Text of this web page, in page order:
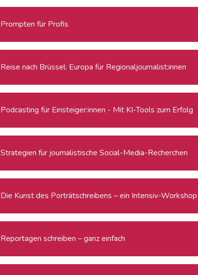
Prompten für Profis
Reise nach Brüssel: Europa für Regionaljournalist:innen
Podcasting für Einsteiger:innen - Mit KI-Tools zum Erfolg
Strategien für journalistische Social-Media-Recherchen
Die Kunst des Porträtschreibens – ein Intensiv-Workshop
Reportagen schreiben – ganz einfach